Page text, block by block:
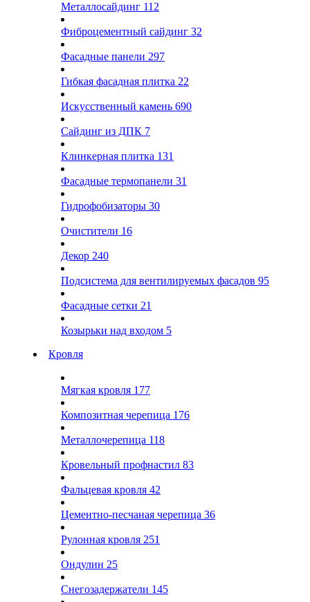
Металлосайдинг 112
Фиброцементный сайдинг 32
Фасадные панели 297
Гибкая фасадная плитка 22
Искусственный камень 690
Сайдинг из ДПК 7
Клинкерная плитка 131
Фасадные термопанели 31
Гидрофобизаторы 30
Очистители 16
Декор 240
Подсистема для вентилируемых фасадов 95
Фасадные сетки 21
Козырьки над входом 5
Кровля
Мягкая кровля 177
Композитная черепица 176
Металлочерепица 118
Кровельный профнастил 83
Фальцевая кровля 42
Цементно-песчаная черепица 36
Рулонная кровля 251
Ондулин 25
Снегозадержатели 145